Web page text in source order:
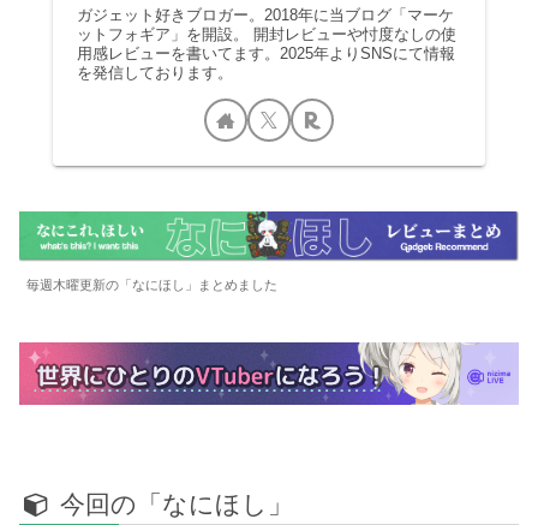
ガジェット好きブロガー。2018年に当ブログ「マーケ
ットフォギア」を開設。 開封レビューや忖度なしの使
用感レビューを書いてます。2025年よりSNSにて情報
を発信しております。
毎週木曜更新の「なにほし」まとめました
今回の「なにほし」